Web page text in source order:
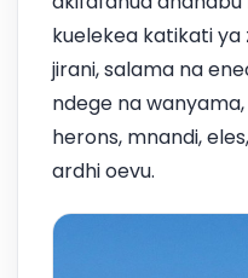
kuelekea katikati ya
jirani, salama na
ndege na
herons, mnandi,
ardhi oevu.